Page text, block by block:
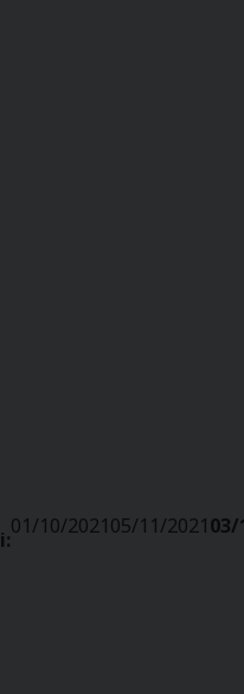
01/10/202105/11/202103/